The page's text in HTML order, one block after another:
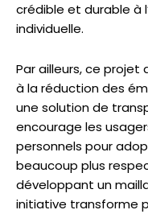
crédible et durable à
individuelle.
Par ailleurs, ce
à la réduction des
une solution de
encourage les
personnels pour
beaucoup plus
développant un
initiative transforme